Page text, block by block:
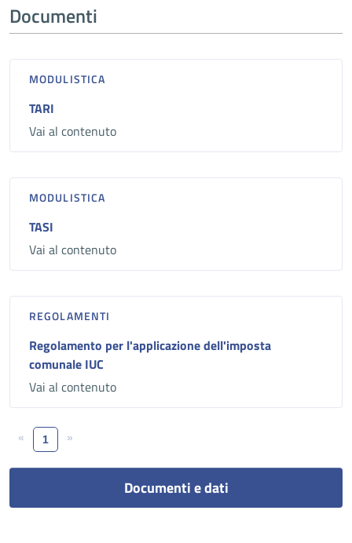
Documenti
MODULISTICA
TARI
Vai al contenuto
MODULISTICA
TASI
Vai al contenuto
REGOLAMENTI
Regolamento per l'applicazione dell'imposta
comunale IUC
Vai al contenuto
« 1 »
Documenti e dati